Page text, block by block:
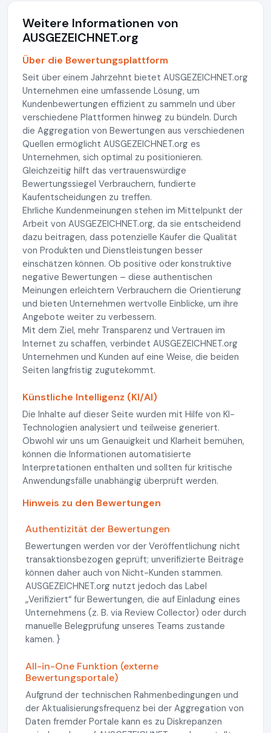
Weitere Informationen von
AUSGEZEICHNET.org
Über die Bewertungsplattform
Seit über einem Jahrzehnt bietet AUSGEZEICHNET.org
Unternehmen eine umfassende Lösung, um
Kundenbewertungen effizient zu sammeln und über
verschiedene Plattformen hinweg zu bündeln. Durch
die Aggregation von Bewertungen aus verschiedenen
Quellen ermöglicht AUSGEZEICHNET.org es
Unternehmen, sich optimal zu positionieren.
Gleichzeitig hilft das vertrauenswürdige
Bewertungssiegel Verbrauchern, fundierte
Kaufentscheidungen zu treffen.
Ehrliche Kundenmeinungen stehen im Mittelpunkt der
Arbeit von AUSGEZEICHNET.org, da sie entscheidend
dazu beitragen, dass potenzielle Käufer die Qualität
von Produkten und Dienstleistungen besser
einschätzen können. Ob positive oder konstruktive
negative Bewertungen – diese authentischen
Meinungen erleichtern Verbrauchern die Orientierung
und bieten Unternehmen wertvolle Einblicke, um ihre
Angebote weiter zu verbessern.
Mit dem Ziel, mehr Transparenz und Vertrauen im
Internet zu schaffen, verbindet AUSGEZEICHNET.org
Unternehmen und Kunden auf eine Weise, die beiden
Seiten langfristig zugutekommt.
Künstliche Intelligenz (KI/AI)
Die Inhalte auf dieser Seite wurden mit Hilfe von KI-
Technologien analysiert und teilweise generiert.
Obwohl wir uns um Genauigkeit und Klarheit bemühen,
können die Informationen automatisierte
Interpretationen enthalten und sollten für kritische
Anwendungsfälle unabhängig überprüft werden.
Hinweis zu den Bewertungen
Authentizität der Bewertungen
Bewertungen werden vor der Veröffentlichung nicht
transaktionsbezogen geprüft; unverifizierte Beiträge
können daher auch von Nicht-Kunden stammen.
AUSGEZEICHNET.org nutzt jedoch das Label
„Verifiziert“ für Bewertungen, die auf Einladung eines
Unternehmens (z. B. via Review Collector) oder durch
manuelle Belegprüfung unseres Teams zustande
kamen. }
All-in-One Funktion (externe
Bewertungsportale)
Aufgrund der technischen Rahmenbedingungen und
der Aktualisierungsfrequenz bei der Aggregation von
Daten fremder Portale kann es zu Diskrepanzen